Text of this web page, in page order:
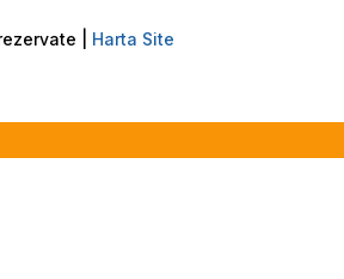
| Harta Site